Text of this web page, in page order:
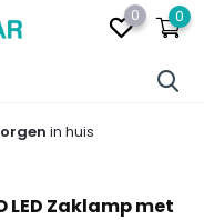
0 0
in huis
LED Zaklamp met